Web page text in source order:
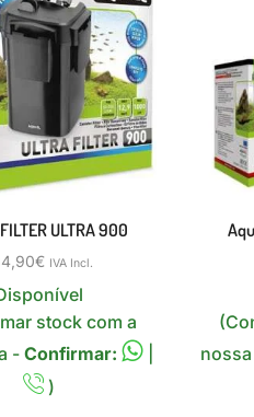
ULTRA 900
€ IVA Incl.
stock com a
-Confirmar:
)